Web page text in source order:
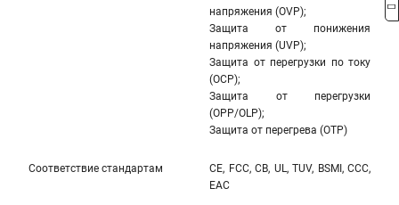
напряжения (OVP);
Защита от понижения
напряжения (UVP);
Защита от перегрузки по току
(OCP);
Защита от перегрузки
(OPP/OLP);
Защита от перегрева (OTP)
Соответствие стандартам
CE, FCC, CB, UL, TUV, BSMI, CCC,
EAC